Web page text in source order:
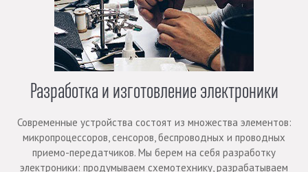
Разработка и изготовление электроники
Современные устройства состоят из множества элементов:
микропроцессоров, сенсоров, беспроводных и проводных
приемо-передатчиков. Мы берем на себя разработку
электроники: продумываем схемотехнику, разрабатываем